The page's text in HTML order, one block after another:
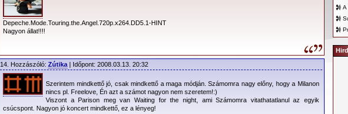
mutatni akarás igénye mellett a
privát kötelékek változása, az
együttlét üressé válása, egyéni
alkoholizmus, drogtúladagolás, illetve meghatározó zenekari tag kiválása tette
próbára a(z időközben tapasztalt férfivá érő )) 3 basildoni srácot. A motiváció
azonban megmaradt és 10 évvel ezelőtt összeszedték, leporolták magukat („shake
the disease”
). Már nem a stílusteremtés a fontos, de ez nem is elvárás, ha
egyszer olyan szerethető albumokat hoztak létre azóta, mint az Ultra, az Exciter,
vagy a Playing The Angel - amelyek nélkül azért szegényebb lenne az a bizonyos dM
Depeche.Mode.Touring.the.Angel.720p.x264.DD5.1-HINT
Nagyon állat!!!!
14. Hozzászóló: Zútika | Időpont: 2008.03.13. 20:32
Szerintem mindkettő jó, csak mindkettő a maga módján. Számomra nagy előny, hogy a Milanon
nincs pl. Freelove, Én azt a számot nagyon nem szeretem!:)
Viszont a Parison meg van Waiting for the night, ami Számomra vitathatatlanul az egyik
csúcspont. Nagyon jó koncert mindkettő, ez a lényeg!
A